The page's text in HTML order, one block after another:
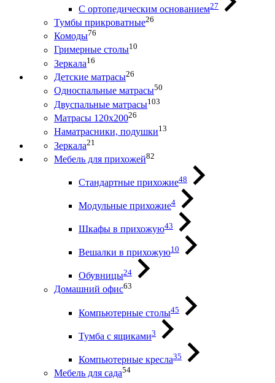
С ортопедическим основанием27
Тумбы прикроватные26
Комоды76
Гримерные столы10
Зеркала16
Детские матрасы26
Односпальные матрасы50
Двуспальные матрасы103
Матрасы 120х20026
Наматрасники, подушки13
Зеркала21
Мебель для прихожей82
Стандартные прихожие48
Модульные прихожие4
Шкафы в прихожую43
Вешалки в прихожую10
Обувницы24
Домашний офис63
Компьютерные столы45
Тумба с ящиками3
Компьютерные кресла35
Мебель для сада54